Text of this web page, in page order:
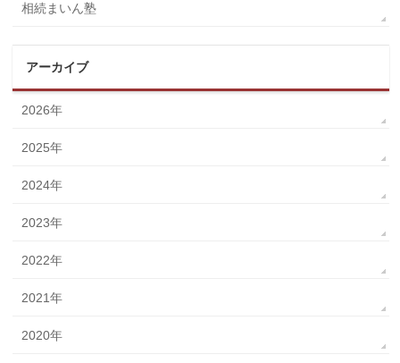
相続まいん塾
アーカイブ
2026年
2025年
2024年
2023年
2022年
2021年
2020年